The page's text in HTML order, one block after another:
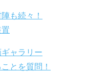
も続々！
ャラリー
とを質問！